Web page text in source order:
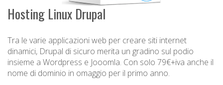
Hosting Linux Drupal
Tra le varie applicazioni web per creare siti internet
dinamici, Drupal di sicuro merita un gradino sul podio
insieme a Wordpress e Jooomla. Con solo 79€+iva anche il
nome di dominio in omaggio per il primo anno.